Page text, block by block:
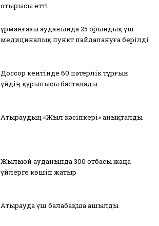
отырысы өтті
Құрманғазы ауданында 25 орындық үш
медициналық пункт пайдалануға берілді
Доссор кентінде 60 пәтерлік тұрғын
үйдің құрылысы басталады
Атыраудың «Жыл кәсіпкері» анықталды
Жылыой ауданында 300 отбасы жаңа
үйлерге көшіп жатыр
Атырауда үш балабақша ашылды